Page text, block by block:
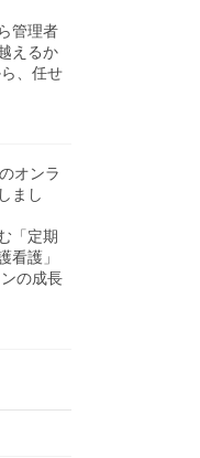
管理者
えるか
、任せ
オンラ
まし
「定期
看護」
の成長